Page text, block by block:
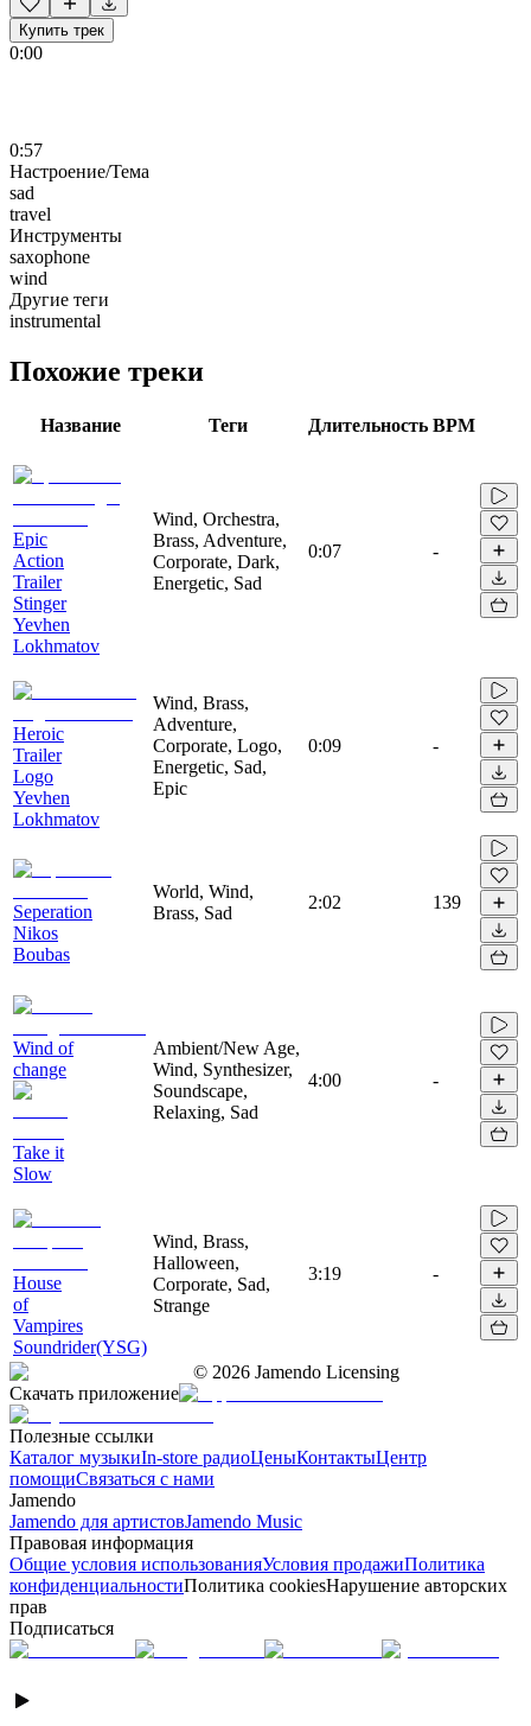
Купить трек
0:00
0:57
Настроение/Тема
sad
travel
Инструменты
saxophone
wind
Другие теги
instrumental
Похожие треки
Название Теги Длительность BPM
Epic
Action
Trailer
Stinger
Yevhen
Lokhmatov
Wind, Orchestra,
Brass, Adventure,
Corporate, Dark,
Energetic, Sad
0:07 -
Heroic
Trailer
Logo
Yevhen
Lokhmatov
Wind, Brass,
Adventure,
Corporate, Logo,
Energetic, Sad,
Epic
0:09 -
Seperation
Nikos
Boubas
World, Wind,
Brass, Sad
2:02 139
Wind of
change
Take it
Slow
Ambient/New Age,
Wind, Synthesizer,
Soundscape,
Relaxing, Sad
4:00 -
House
of
Vampires
Soundrider(YSG)
Wind, Brass,
Halloween,
Corporate, Sad,
Strange
3:19 -
© 2026 Jamendo Licensing
Скачать приложение
Полезные ссылки
Каталог музыкиIn-store радиоЦеныКонтактыЦентр
помощиСвязаться с нами
Jamendo
Jamendo для артистовJamendo Music
Правовая информация
Общие условия использованияУсловия продажиПолитика
конфиденциальностиПолитика cookiesНарушение авторских
прав
Подписаться